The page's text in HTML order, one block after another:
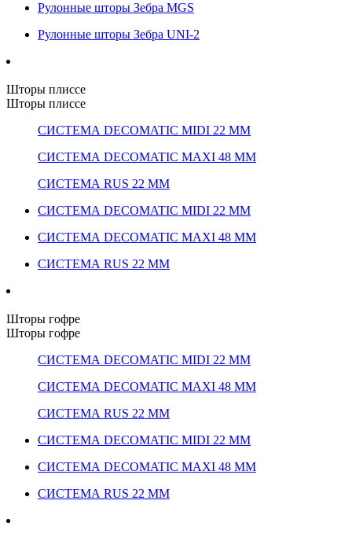
Рулонные шторы Зебра MGS
Рулонные шторы Зебра UNI-2
Шторы плиссе
Шторы плиссе
СИСТЕМА DECOMATIC MIDI 22 ММ
СИСТЕМА DECOMATIC MAXI 48 ММ
СИСТЕМА RUS 22 ММ
СИСТЕМА DECOMATIC MIDI 22 ММ
СИСТЕМА DECOMATIC MAXI 48 ММ
СИСТЕМА RUS 22 ММ
Шторы гофре
Шторы гофре
СИСТЕМА DECOMATIC MIDI 22 ММ
СИСТЕМА DECOMATIC MAXI 48 ММ
СИСТЕМА RUS 22 ММ
СИСТЕМА DECOMATIC MIDI 22 ММ
СИСТЕМА DECOMATIC MAXI 48 ММ
СИСТЕМА RUS 22 ММ